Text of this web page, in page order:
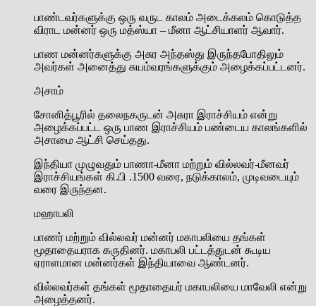
பாண்டவர்களுக்கு ஒரு வருட காலம் அடைக்கலம் கொடுத்த
விராட மன்னர் ஒரு மத்ஸ்யா – மீனா ஆட்சியாளர் ஆவார்.
பாண மன்னர்களுக்கு அசுர அந்தஸ்து இருந்தபோதிலும்
அவர்கள் அனைத்து சுயம்வரங்களுக்கும் அழைக்கப்பட்டனர்.
அசாம்
சோனித்பூரில் தலைநகருடன் அசுரா இராச்சியம் என்று
அழைக்கப்பட்ட ஒரு பாண இராச்சியம் பண்டைய காலங்களில்
அசாமை ஆட்சி செய்தது.
இந்தியா முழுவதும் பாணா-மீனா மற்றும் வில்லவர்-மீனவர்
இராச்சியங்கள் கி.பி .1500 வரை, நடுக்காலம், முடிவடையும்
வரை இருந்தன.
மஹாபலி
பாணர் மற்றும் வில்லவர் மன்னர் மகாபலியை தங்கள்
மூதாதையராக கருதினர். மகாபலி பட்டத்துடன் கூடிய
ஏராளமான மன்னர்கள் இந்தியாவை ஆண்டனர்.
வில்லவர்கள் தங்கள் மூதாதையர் மகாபலியை மாவேலி என்று
அழைத்தனர்.